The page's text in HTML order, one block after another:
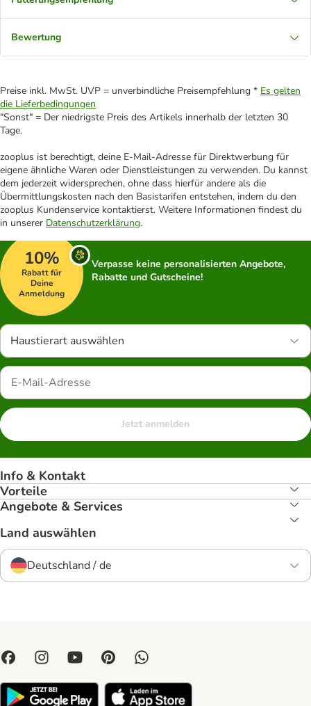
Bewertung
Preise inkl. MwSt. UVP = unverbindliche Preisempfehlung * Es gelten
die Lieferbedingungen
"Sonst" = Der niedrigste Preis des Artikels innerhalb der letzten 30
Tage.
zooplus ist berechtigt, deine E-Mail-Adresse für Direktwerbung für
eigene ähnliche Waren oder Dienstleistungen zu verwenden. Du kannst
dem jederzeit widersprechen, ohne dass hierfür andere als die
Übermittlungskosten nach den Basistarifen entstehen, indem du den
zooplus Kundenservice kontaktierst. Weitere Informationen findest du
in unserer Datenschutzerklärung.
10%
Rabatt für
Deine
Anmeldung
Verpasse keine personalisierten Angebote,
Rabatte und Gutscheine!
Haustierart auswählen
Jetzt anmelden
Info & Kontakt
Vorteile
Angebote & Services
Land auswählen
Deutschland / de